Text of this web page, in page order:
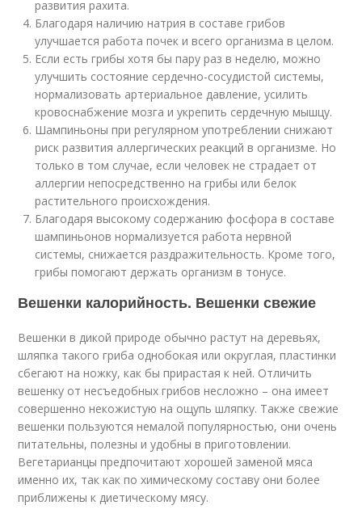
развития рахита.
Благодаря наличию натрия в составе грибов
улучшается работа почек и всего организма в целом.
Если есть грибы хотя бы пару раз в неделю, можно
улучшить состояние сердечно-сосудистой системы,
нормализовать артериальное давление, усилить
кровоснабжение мозга и укрепить сердечную мышцу.
Шампиньоны при регулярном употреблении снижают
риск развития аллергических реакций в организме. Но
только в том случае, если человек не страдает от
аллергии непосредственно на грибы или белок
растительного происхождения.
Благодаря высокому содержанию фосфора в составе
шампиньонов нормализуется работа нервной
системы, снижается раздражительность. Кроме того,
грибы помогают держать организм в тонусе.
Вешенки калорийность. Вешенки свежие
Вешенки в дикой природе обычно растут на деревьях,
шляпка такого гриба однобокая или округлая, пластинки
сбегают на ножку, как бы прирастая к ней. Отличить
вешенку от несъедобных грибов несложно – она имеет
совершенно некожистую на ощупь шляпку. Также свежие
вешенки пользуются немалой популярностью, они очень
питательны, полезны и удобны в приготовлении.
Вегетарианцы предпочитают хорошей заменой мяса
именно их, так как по химическому составу они более
приближены к диетическому мясу.